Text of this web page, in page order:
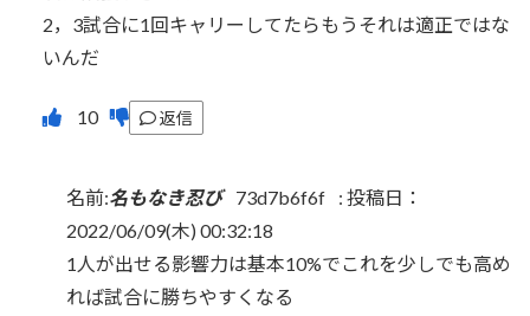
2，3試合に1回キャリーしてたらもうそれは適正ではな
いんだ
返信
名前:名もなき忍び 73d7b6f6f : 投稿日：
2022/06/09(木) 00:32:18
1人が出せる影響力は基本10%でこれを少しでも高め
れば試合に勝ちやすくなる